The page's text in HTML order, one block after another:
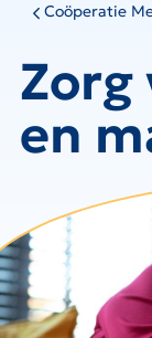
Coöperatie
Zorg
en